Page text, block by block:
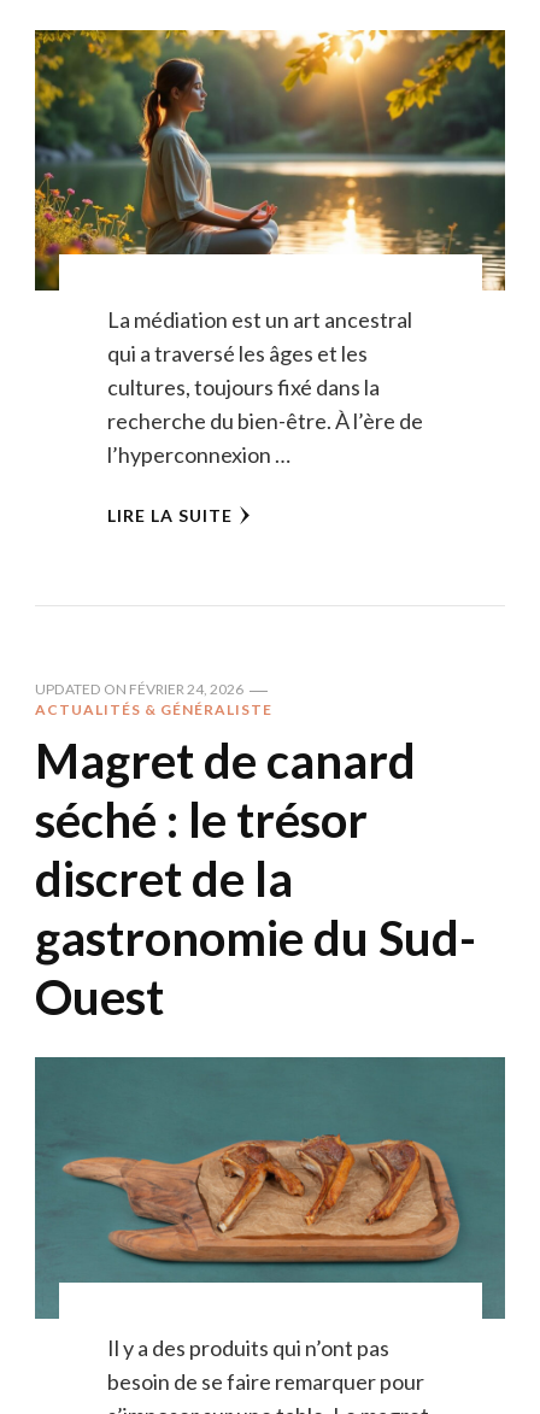
La médiation est un art ancestral
qui a traversé les âges et les
cultures, toujours fixé dans la
recherche du bien-être. À l’ère de
l’hyperconnexion …
LIRE LA SUITE
UPDATED ON FÉVRIER 24, 2026
ACTUALITÉS & GÉNÉRALISTE
Magret de canard
séché : le trésor
discret de la
gastronomie du Sud-
Ouest
Il y a des produits qui n’ont pas
besoin de se faire remarquer pour